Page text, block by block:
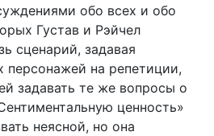
обо всех и обо
Густав и Рэйчел
сценарий, задавая
персонажей на репетиции,
задавать те же вопросы о
ценность»
неясной, но она